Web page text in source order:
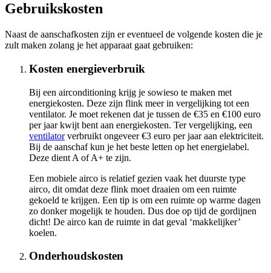
Gebruikskosten
Naast de aanschafkosten zijn er eventueel de volgende kosten die je
zult maken zolang je het apparaat gaat gebruiken:
Kosten energieverbruik
Bij een airconditioning krijg je sowieso te maken met
energiekosten. Deze zijn flink meer in vergelijking tot een
ventilator. Je moet rekenen dat je tussen de €35 en €100 euro
per jaar kwijt bent aan energiekosten. Ter vergelijking, een
ventilatorverbruikt ongeveer €3 euro per jaar aan elektriciteit.
Bij de aanschaf kun je het beste letten op het energielabel.
Deze dient A of A+ te zijn.
Een mobiele airco is relatief gezien vaak het duurste type
airco, dit omdat deze flink moet draaien om een ruimte
gekoeld te krijgen. Een tip is om een ruimte op warme dagen
zo donker mogelijk te houden. Dus doe op tijd de gordijnen
dicht! De airco kan de ruimte in dat geval ‘makkelijker’
koelen.
Onderhoudskosten